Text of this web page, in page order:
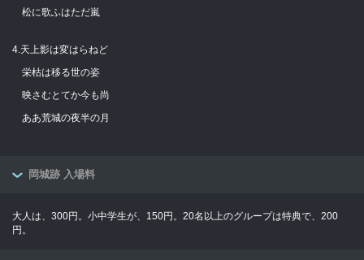
松に歌ふはただ嵐
4.天上影は変はらねど
栄枯は移る世の姿
映さむとてか今も尚
ああ荒城の夜半の月
岡城跡 入場料
大人は、300円。小中学生が、150円。20名以上のグループは特典で、200
円。